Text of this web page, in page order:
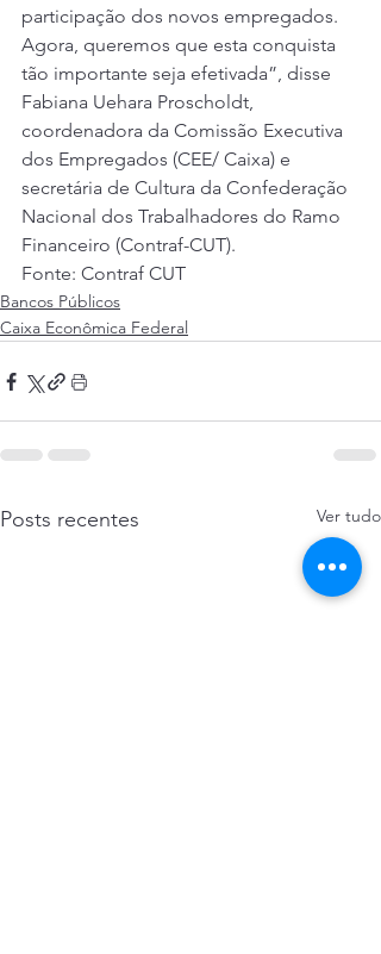
participação dos novos empregados.
Agora, queremos que esta conquista
tão importante seja efetivada”, disse
Fabiana Uehara Proscholdt,
coordenadora da Comissão Executiva
dos Empregados (CEE/ Caixa) e
secretária de Cultura da Confederação
Nacional dos Trabalhadores do Ramo
Financeiro (Contraf-CUT).
Fonte: Contraf CUT
Bancos Públicos
Caixa Econômica Federal
Posts recentes Ver tudo